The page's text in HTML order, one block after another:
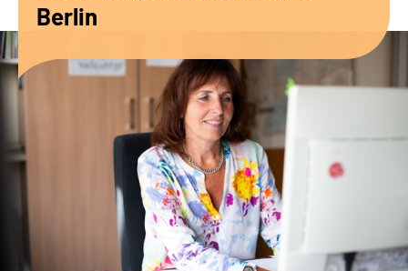
Karriere
Leichte Sprache
Gebärdensprache
Berlin